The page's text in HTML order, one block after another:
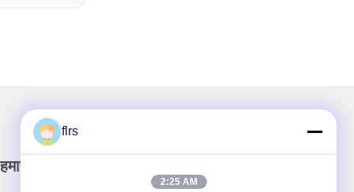
हमारा समाचार पत्र
flrs
2:25 AM